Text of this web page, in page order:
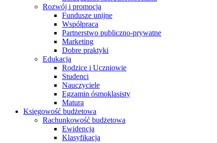
Rozwój i promocja
Fundusze unijne
Współpraca
Partnerstwo publiczno-prywatne
Marketing
Dobre praktyki
Edukacja
Rodzice i Uczniowie
Studenci
Nauczyciele
Egzamin ósmoklasisty
Matura
Księgowość budżetowa
Rachunkowość budżetowa
Ewidencja
Klasyfikacja